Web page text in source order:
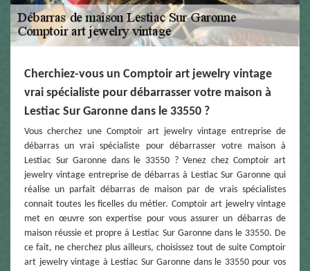
Cherchiez-vous un Comptoir art jewelry vintage
vrai spécialiste pour débarrasser votre maison à
Lestiac Sur Garonne dans le 33550 ?
Vous cherchez une Comptoir art jewelry vintage entreprise de
débarras un vrai spécialiste pour débarrasser votre maison à
Lestiac Sur Garonne dans le 33550 ? Venez chez Comptoir art
jewelry vintage entreprise de débarras à Lestiac Sur Garonne qui
réalise un parfait débarras de maison par de vrais spécialistes
connait toutes les ficelles du métier. Comptoir art jewelry vintage
met en œuvre son expertise pour vous assurer un débarras de
maison réussie et propre à Lestiac Sur Garonne dans le 33550. De
ce fait, ne cherchez plus ailleurs, choisissez tout de suite Comptoir
art jewelry vintage à Lestiac Sur Garonne dans le 33550 pour vos